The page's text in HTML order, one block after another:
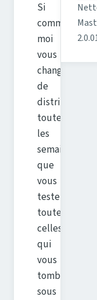
Si
comme
moi
vous
changez
de
distribution
toutes
les
semaines,
que
vous
testez
toutes
celles
qui
vous
tombent
sous
2.0.0